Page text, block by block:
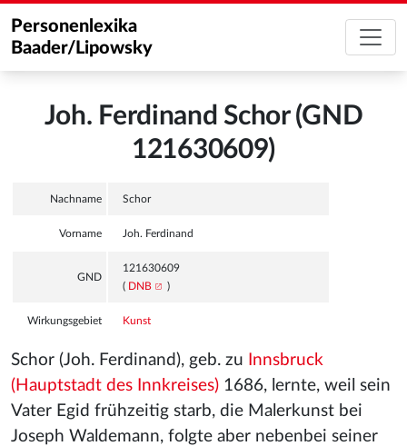
Personenlexika
Baader/Lipowsky
Joh. Ferdinand Schor (GND
121630609)
Nachname Schor
Vorname Joh. Ferdinand
GND
121630609
( DNB )
Wirkungsgebiet Kunst
Schor (Joh. Ferdinand), geb. zu
Innsbruck
(Hauptstadt des Innkreises) 1686, lernte, weil sein
Vater Egid frühzeitig starb, die Malerkunst bei
Joseph Waldemann, folgte aber nebenbei seiner